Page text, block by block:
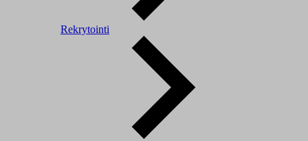
Rekrytointi